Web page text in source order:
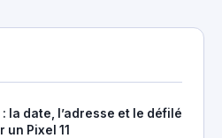
la date, l’adresse et le défilé
Pixel 11